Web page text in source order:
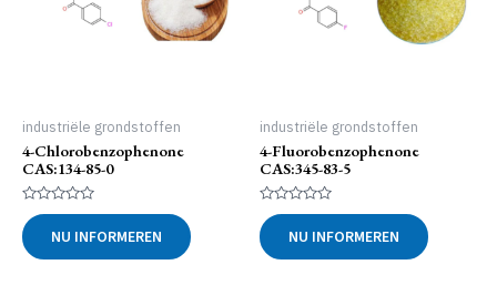
industriële grondstoffen
4-Chlorobenzophenone
CAS:134-85-0
Gewaardeerd
0
uit
5
NU INFORMEREN
industriële grondstoffen
4-Fluorobenzophenone
CAS:345-83-5
Gewaardeerd
0
uit
5
NU INFORMEREN